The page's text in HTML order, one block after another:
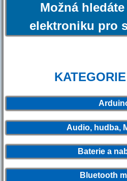
Možná
elektroniku pro
Audio, hudba,
Baterie a
Bluetooth